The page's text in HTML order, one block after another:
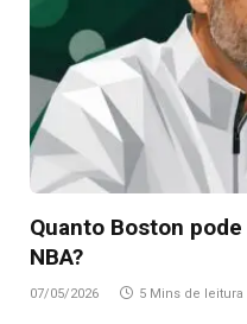
Quanto Boston
NBA?
07/05/2026 5 Mins de leitura